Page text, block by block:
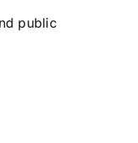
public